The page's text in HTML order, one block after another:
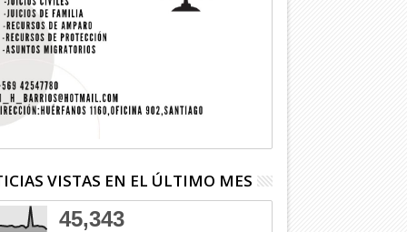
VISTAS EN EL ÚLTIMO MES
45,343